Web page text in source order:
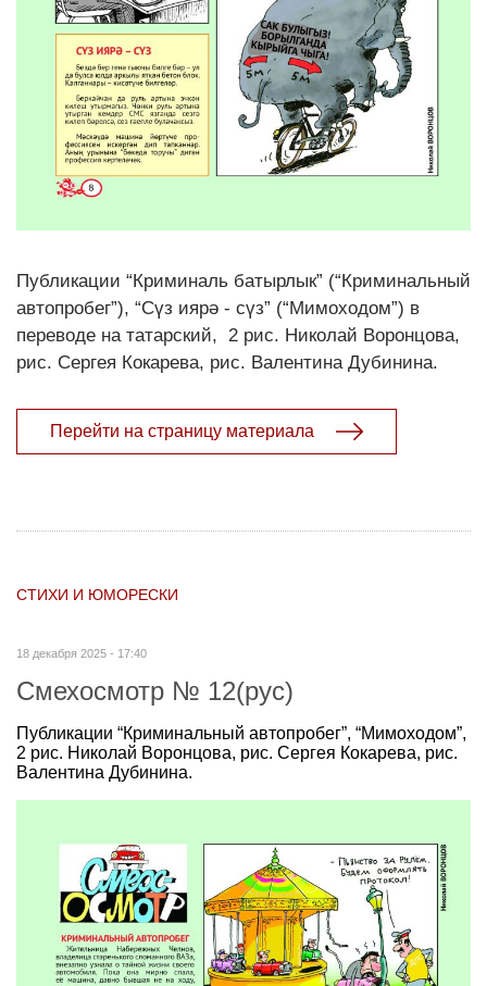
Публикации “Криминаль батырлык” (“Криминальный
автопробег”), “Сүз иярә - сүз” (“Мимоходом”) в
переводе на татарский, 2 рис. Николай Воронцова,
рис. Сергея Кокарева, рис. Валентина Дубинина.
Перейти на страницу материала
СТИХИ И ЮМОРЕСКИ
18 декабря 2025 - 17:40
Смехосмотр № 12(рус)
Публикации “Криминальный автопробег”, “Мимоходом”,
2 рис. Николай Воронцова, рис. Сергея Кокарева, рис.
Валентина Дубинина.